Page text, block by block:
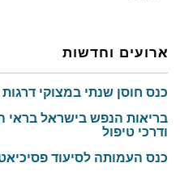
ארועים וחדשות
כנס חוסן שנתי במצוקי דרגות
בריאות הנפש בישראל בראי
ודרכי טיפול
כנס העמותה לסיעוד